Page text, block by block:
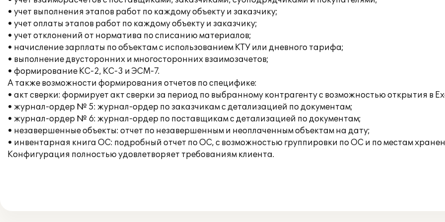
• учет выполнения этапов работ по каждому объекту и заказчику;
• учет оплаты этапов работ по каждому объекту и заказчику;
• учет отклонений от норматива по списанию материалов;
• начисление зарплаты по объектам с использованием КТУ или дневного тарифа;
• выполнение двусторонних и многосторонних взаимозачетов;
• формирование КС-2, КС-3 и ЭСМ-7.
А также возможности формирования отчетов по специфике:
• акт сверки: формирует акт сверки за период по выбранному контрагенту с возможностью открытия в
• журнал-ордер № 5: журнал-ордер по заказчикам с детализацией по документам;
• журнал-ордер № 6: журнал-ордер по поставщикам с детализацией по документам;
• незавершенные объекты: отчет по незавершенным и неоплаченным объектам на дату;
• инвентарная книга ОС: подробный отчет по ОС, с возможностью группировки по ОС и по местам
Конфигурация полностью удовлетворяет требованиям клиента.